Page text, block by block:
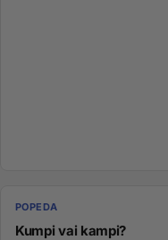
POPEDA
Kumpi vai kampi?